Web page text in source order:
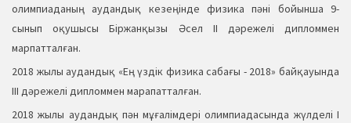
олимпиаданың аудандық кезеңінде физика пәні бойынша 9-
сынып оқушысы Біржанқызы Әсел ІІ дәрежелі дипломмен
марпатталған.
2018 жылы аудандық «Ең үздік физика сабағы - 2018» байқауында
ІІІ дәрежелі дипломмен марапатталған.
2018 жылы аудандық пән мұғалімдері олимпиадасында жүлделі І